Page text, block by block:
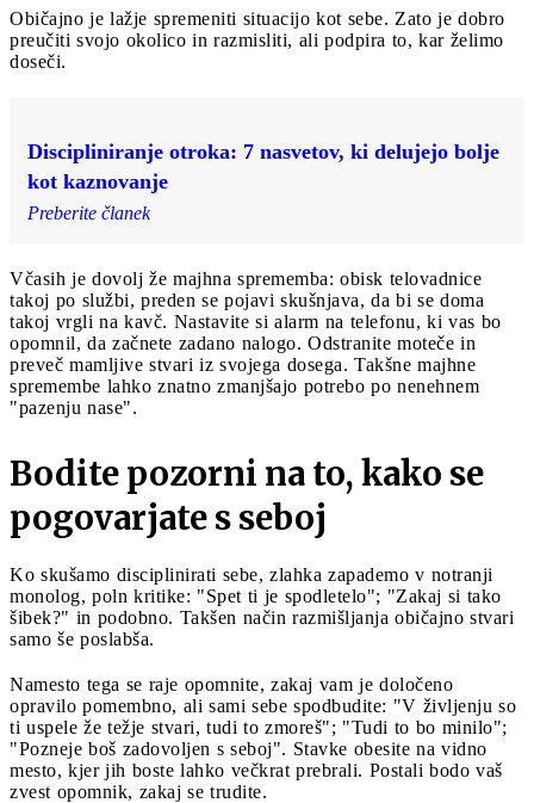
Običajno je lažje spremeniti situacijo kot sebe. Zato je dobro
preučiti svojo okolico in razmisliti, ali podpira to, kar želimo
doseči.
Discipliniranje otroka: 7 nasvetov, ki delujejo bolje
kot kaznovanje
Preberite članek
Včasih je dovolj že majhna sprememba: obisk telovadnice
takoj po službi, preden se pojavi skušnjava, da bi se doma
takoj vrgli na kavč. Nastavite si alarm na telefonu, ki vas bo
opomnil, da začnete zadano nalogo. Odstranite moteče in
preveč mamljive stvari iz svojega dosega. Takšne majhne
spremembe lahko znatno zmanjšajo potrebo po nenehnem
"pazenju nase".
Bodite pozorni na to, kako se
pogovarjate s seboj
Ko skušamo disciplinirati sebe, zlahka zapademo v notranji
monolog, poln kritike: "Spet ti je spodletelo"; "Zakaj si tako
šibek?" in podobno. Takšen način razmišljanja običajno stvari
samo še poslabša.
Namesto tega se raje opomnite, zakaj vam je določeno
opravilo pomembno, ali sami sebe spodbudite: "V življenju so
ti uspele že težje stvari, tudi to zmoreš"; "Tudi to bo minilo";
"Pozneje boš zadovoljen s seboj". Stavke obesite na vidno
mesto, kjer jih boste lahko večkrat prebrali. Postali bodo vaš
zvest opomnik, zakaj se trudite.